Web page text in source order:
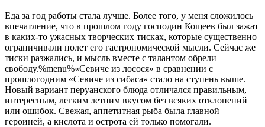
Еда за год работы стала лучше. Более того, у меня сложилось
впечатление, что в прошлом году господин Кощеев был зажат
в каких-то ужасных творческих тисках, которые существенно
ограничивали полет его гастрономической мысли. Сейчас же
тиски разжались, и мысль вместе с талантом обрели
свободу.%menu%«Севиче из лосося» в сравнении с
прошлогодним «Севиче из сибаса» стало на ступень выше.
Новый вариант перуанского блюда отличался правильным,
интересным, легким летним вкусом без всяких отклонений
или ошибок. Свежая, аппетитная рыба была главной
героиней, а кислота и острота ей только помогали.